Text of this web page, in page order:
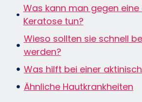
Was kann man gegen
Keratose tun?
Wieso sollten sie schnell
werden?
Was hilft bei einer
Ähnliche Hautkrankheiten